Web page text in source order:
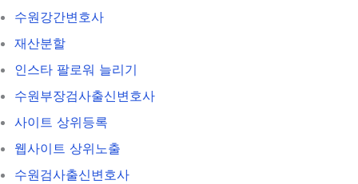
수원강간변호사
재산분할
인스타 팔로워 늘리기
수원부장검사출신변호사
사이트 상위등록
웹사이트 상위노출
수원검사출신변호사